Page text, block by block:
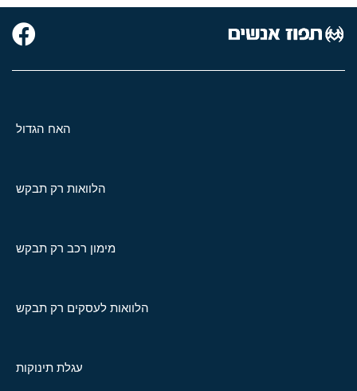
האח הגדול
הלוואות רק תבקש
מימון רכב רק תבקש
הלוואות לעסקים רק תבקש
עגלת תינוקות